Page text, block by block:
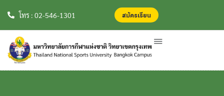
โทร : 02-546-1301 สมัครเรียน